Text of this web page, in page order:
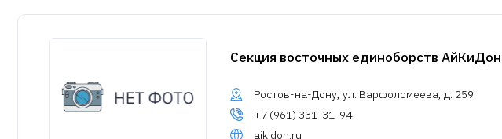
Секция восточных единоборств АйКиДон
Ростов-на-Дону, ул. Варфоломеева, д. 259
+7 (961) 331-31-94
aikidon.ru